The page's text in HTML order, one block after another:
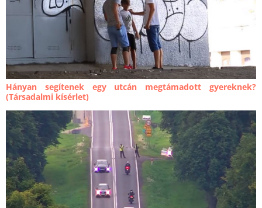
Hányan segítenek egy utcán megtámadott gyereknek?
(Társadalmi kísérlet)